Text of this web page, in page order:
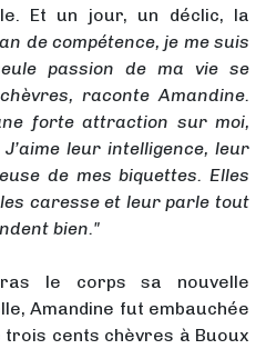
Et un jour, un déclic, la
de compétence, je me suis
passion de ma vie se
raconte Amandine.
forte attraction sur moi,
leur intelligence, leur
de mes biquettes. Elles
caresse et leur parle tout
bien."
le corps sa nouvelle
Amandine fut embauchée
trois cents chèvres à Buoux